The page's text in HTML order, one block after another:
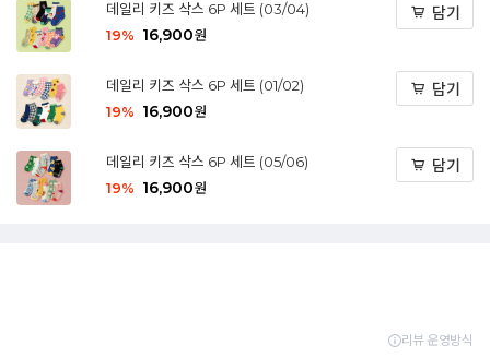
데일리 키즈 삭스 6P 세트 (03/04)
19% 16,900원
담기
데일리 키즈 삭스 6P 세트 (01/02)
19% 16,900원
담기
데일리 키즈 삭스 6P 세트 (05/06)
19% 16,900원
담기